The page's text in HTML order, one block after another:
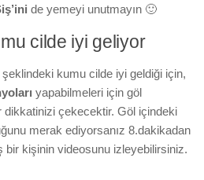
de yemeyi unutmayın 🙂
cilde iyi geliyor
kumu cilde iyi geldiği için,
yapabilmeleri için göl
dikkatinizi çekecektir. Göl içindeki
merak ediyorsanız 8.dakikadan
bir kişinin videosunu izleyebilirsiniz.